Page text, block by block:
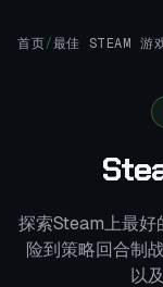
首页/最佳 STEAM 游
探索Steam上最好
险到策略回合制
以